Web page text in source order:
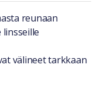
reunaan
välineet tarkkaan